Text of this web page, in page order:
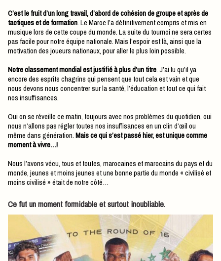
C’est le fruit d’un long travail, d’abord de cohésion de groupe et après de
tactiques et de formation. Le Maroc l’a définitivement compris et mis en
musique lors de cette coupe du monde. La suite du tournoi ne sera certes
pas facile pour notre équipe nationale. Mais l’espoir est là, ainsi que la
motivation des joueurs nationaux, pour aller le plus loin possible.
Notre classement mondial est justifié à plus d’un titre. J’ai lu qu’il ya
encore des esprits chagrins qui pensent que tout cela est vain et que
nous devons nous concentrer sur la santé, l’éducation et tout ce qui fait
nos insuffisances.
Oui on se réveille ce matin, toujours avec nos problèmes du quotidien, oui
nous n’allons pas régler toutes nos insuffisances en un clin d’œil ou
même dans génération.Mais ce qui s’est passé hier, est unique comme
moment à vivre…!
Nous l’avons vécu, tous et toutes, marocaines et marocains du pays et du
monde, jeunes et moins jeunes et une bonne partie du monde « civilisé et
moins civilisé » était de notre côté…
Ce fut un moment formidable et surtout inoubliable.